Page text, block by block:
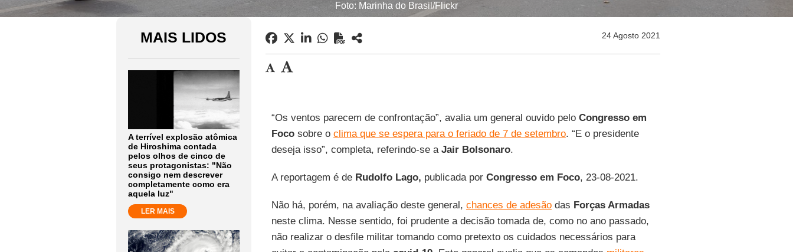
Foto: Marinha do Brasil/Flickr
MAIS LIDOS
A terrível explosão atômica
de Hiroshima contada
pelos olhos de cinco de
seus protagonistas: "Não
consigo nem descrever
completamente como era
aquela luz"
LER MAIS
24 Agosto 2021
“Os ventos parecem de confrontação”, avalia um general ouvido pelo Congresso em
Focosobre o clima que se espera para o feriado de 7 de setembro. “E o presidente
deseja isso”, completa, referindo-se a Jair Bolsonaro.
A reportagem é de Rudolfo Lago, publicada por Congresso em Foco, 23-08-2021.
Não há, porém, na avaliação deste general, chances de adesãodas Forças Armadas
neste clima. Nesse sentido, foi prudente a decisão tomada de, como no ano passado,
não realizar o desfile militar tomando como pretexto os cuidados necessários para